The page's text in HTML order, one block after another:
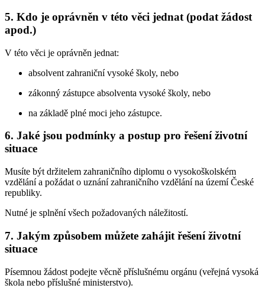
5. Kdo je oprávněn v této věci jednat (podat žádost
apod.)
V této věci je oprávněn jednat:
absolvent zahraniční vysoké školy, nebo
zákonný zástupce absolventa vysoké školy, nebo
na základě plné moci jeho zástupce.
6. Jaké jsou podmínky a postup pro řešení životní
situace
Musíte být držitelem zahraničního diplomu o vysokoškolském
vzdělání a požádat o uznání zahraničního vzdělání na území České
republiky.
Nutné je splnění všech požadovaných náležitostí.
7. Jakým způsobem můžete zahájit řešení životní
situace
Písemnou žádost podejte věcně příslušnému orgánu (veřejná vysoká
škola nebo příslušné ministerstvo).